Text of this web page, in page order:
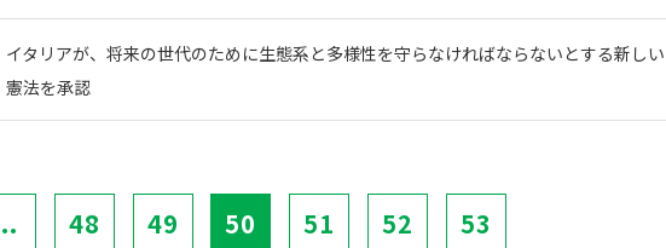
イタリアが、将来の世代のために生態系と多様性を守らなければならないとする新しい
憲法を承認
48 49 50 51 52 53